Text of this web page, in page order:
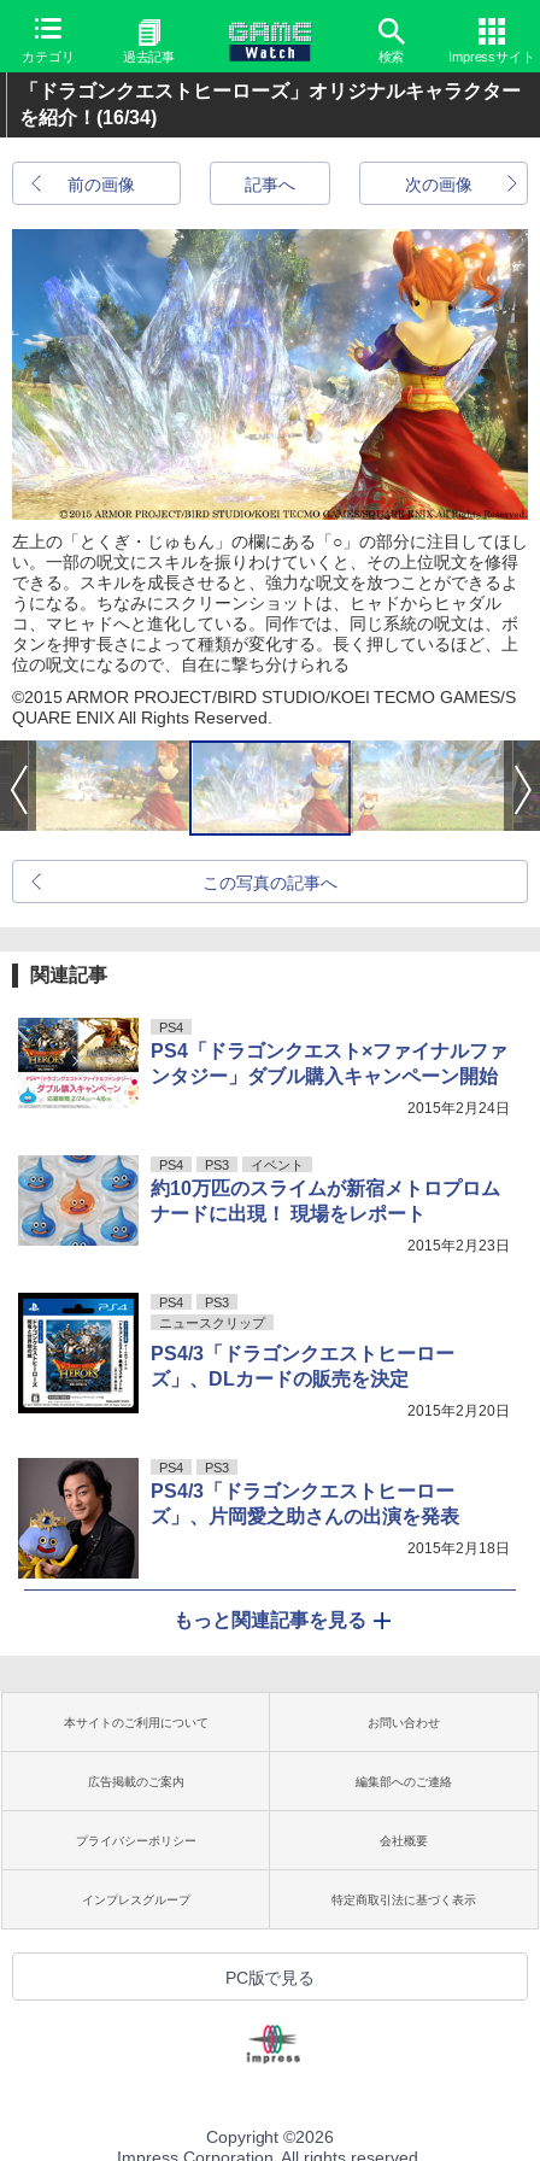
カテゴリ 過去記事 検索 Impressサイト
「ドラゴンクエストヒーローズ」オリジナルキャラクター
を紹介！ (16/34)
前の画像 次の画像
記事へ
左上の「とくぎ・じゅもん」の欄にある「○」の部分に注目してほし
い。一部の呪文にスキルを振りわけていくと、その上位呪文を修得
できる。スキルを成長させると、強力な呪文を放つことができるよ
うになる。ちなみにスクリーンショットは、ヒャドからヒャダル
コ、マヒャドへと進化している。同作では、同じ系統の呪文は、ボ
タンを押す長さによって種類が変化する。長く押しているほど、上
位の呪文になるので、自在に撃ち分けられる
©2015 ARMOR PROJECT/BIRD STUDIO/KOEI TECMO GAMES/S
QUARE ENIX All Rights Reserved.
この写真の記事へ
関連記事
PS4
PS4「ドラゴンクエスト×ファイナルファ
ンタジー」ダブル購入キャンペーン開始
2015年2月24日
PS4 PS3 イベント
約10万匹のスライムが新宿メトロプロム
ナードに出現！ 現場をレポート
2015年2月23日
PS4
PS3
ニュースクリップ
PS4/3「ドラゴンクエストヒーロー
ズ」、DLカードの販売を決定
2015年2月20日
PS4 PS3
PS4/3「ドラゴンクエストヒーロー
ズ」、片岡愛之助さんの出演を発表
2015年2月18日
もっと関連記事を見る
本サイトのご利用について お問い合わせ
広告掲載のご案内 編集部へのご連絡
プライバシーポリシー 会社概要
インプレスグループ 特定商取引法に基づく表示
PC版で見る
Copyright ©2026
Impress Corporation. All rights reserved.